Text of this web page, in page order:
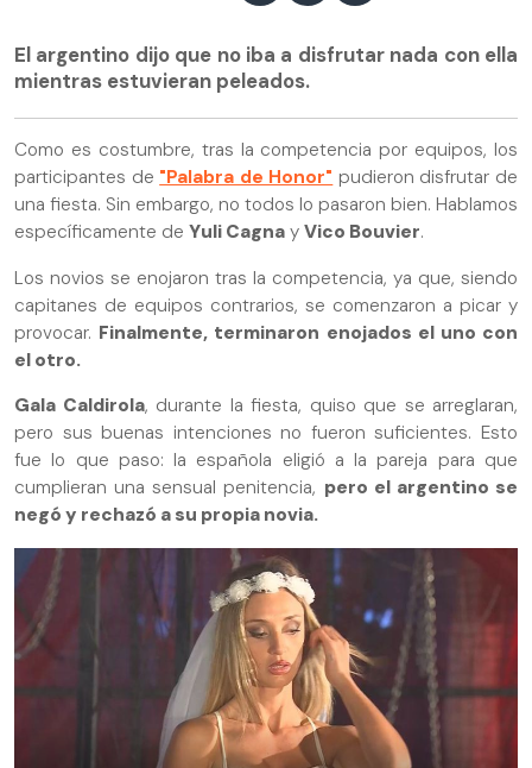
El argentino dijo que no iba a disfrutar nada con ella
mientras estuvieran peleados.
Como es costumbre, tras la competencia por equipos, los
participantes de "Palabra de Honor" pudieron disfrutar de
una fiesta. Sin embargo, no todos lo pasaron bien. Hablamos
específicamente de Yuli Cagna y Vico Bouvier.
Los novios se enojaron tras la competencia, ya que, siendo
capitanes de equipos contrarios, se comenzaron a picar y
provocar. Finalmente, terminaron enojados el uno con
el otro.
Gala Caldirola, durante la fiesta, quiso que se arreglaran,
pero sus buenas intenciones no fueron suficientes. Esto
fue lo que paso: la española eligió a la pareja para que
cumplieran una sensual penitencia, pero el argentino se
negó y rechazó a su propia novia.